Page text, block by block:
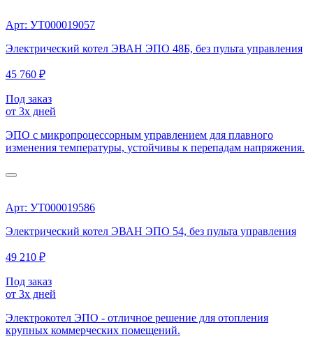
Арт: УТ000019057
Электрический котел ЭВАН ЭПО 48Б, без пульта управления
45 760 ₽
Под заказ
от 3х дней
ЭПО с микропроцессорным управлением для плавного
изменения температуры, устойчивы к перепадам напряжения.
Арт: УТ000019586
Электрический котел ЭВАН ЭПО 54, без пульта управления
49 210 ₽
Под заказ
от 3х дней
Электрокотел ЭПО - отличное решение для отопления
крупных коммерческих помещений.